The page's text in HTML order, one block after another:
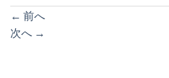
← 前へ
次へ →